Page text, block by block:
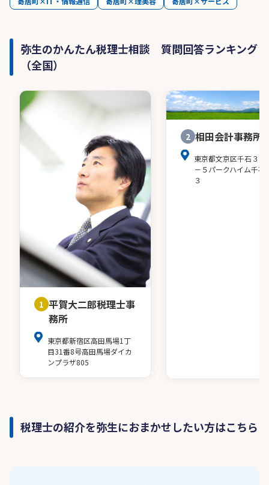
弥生のかんたん税理士相談 質問回答ランキング
（全国）
1 平賀大二郎税理士事
務所
東京都新宿区高田馬場1丁
目31番8号高田馬場ダイカ
ンプラザ805
2 相田会計事務所
東京都文京区千石３－
－５パークハイム千石
３
税理士の紹介を弥生におまかせしたい方はこちら